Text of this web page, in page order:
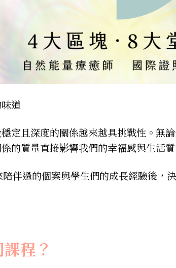
道
定且深度的關係越來越具挑戰性。無
的質量直接影響我們的幸福感與生活質
伴過的個案與學生們的成長經驗後，
程？